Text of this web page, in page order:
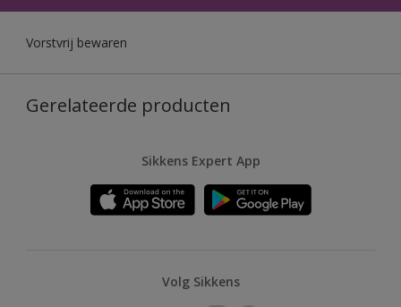
Vorstvrij bewaren
Gerelateerde producten
Sikkens Expert App
Volg Sikkens